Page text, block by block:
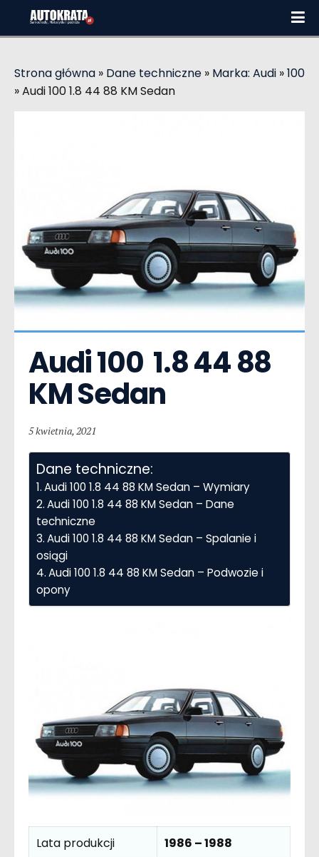
Strona główna » Dane techniczne » Marka: Audi »100
»Audi 100 1.8 44 88 KM Sedan
Audi 100  1.8 44 88
KM Sedan
5 kwietnia, 2021
Dane techniczne:
Audi 100 1.8 44 88 KM Sedan – Wymiary
Audi 100 1.8 44 88 KM Sedan – Dane
techniczne
Audi 100 1.8 44 88 KM Sedan – Spalanie i
osiągi
Audi 100 1.8 44 88 KM Sedan – Podwozie i
opony
Lata produkcji
1986 – 1988